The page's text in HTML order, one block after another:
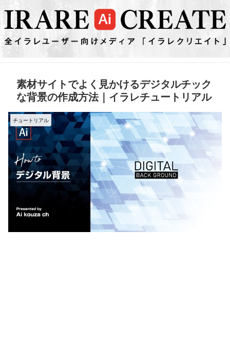
素材サイトでよく見かけるデジタルチック
な背景の作成方法｜イラレチュートリアル
チュートリアル